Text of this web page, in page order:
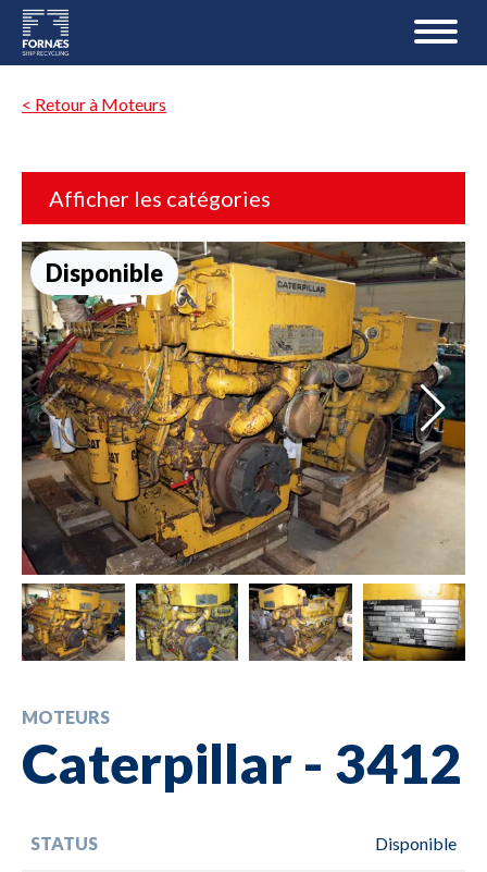
< Retour à Moteurs
Afficher les catégories
Disponible
MOTEURS
Caterpillar - 3412
STATUS Disponible